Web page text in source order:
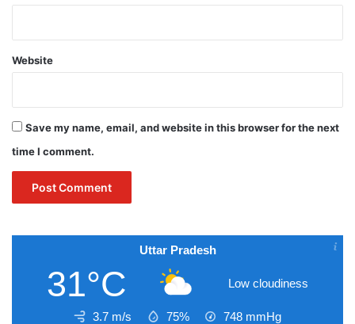
Website
Save my name, email, and website in this browser for the next
time I comment.
Uttar Pradesh
31°C Low cloudiness
3.7 m/s 75% 748 mmHg